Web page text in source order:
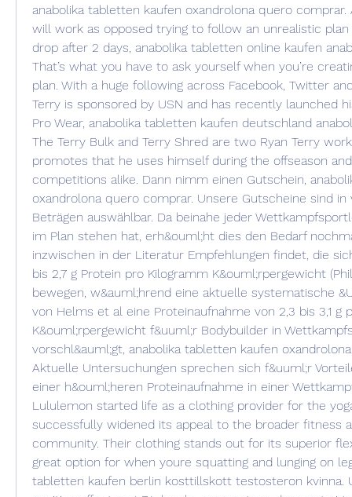
anabolika tabletten kaufen oxandrolona quero
will work as opposed trying to follow an unrealistic plan
drop after 2 days, anabolika tabletten online kaufen
That’s what you have to ask yourself when you’re
plan. With a huge following across Facebook, Twitter
Terry is sponsored by USN and has recently launched
Pro Wear, anabolika tabletten kaufen deutschland
The Terry Bulk and Terry Shred are two Ryan Terry
promotes that he uses himself during the offseason
competitions alike. Dann nimm einen Gutschein,
oxandrolona quero comprar. Unsere Gutscheine sind in
Beträgen auswählbar. Da beinahe jeder
im Plan stehen hat, erh&ouml;ht dies den Bedarf
inzwischen in der Literatur Empfehlungen findet, die
bis 2,7 g Protein pro Kilogramm K&ouml;rpergewicht
bewegen, w&auml;hrend eine aktuelle systematische
von Helms et al eine Proteinaufnahme von 2,3 bis 3,1 g
K&ouml;rpergewicht f&uuml;r Bodybuilder in
vorschl&auml;gt, anabolika tabletten kaufen
Aktuelle Untersuchungen sprechen sich f&uuml;r
einer h&ouml;heren Proteinaufnahme in einer
Lululemon started life as a clothing provider for the
successfully widened its appeal to the broader fitness
community. Their clothing stands out for its superior
great option for when youre squatting and lunging on
tabletten kaufen berlin kosttillskott testosteron kvinna.